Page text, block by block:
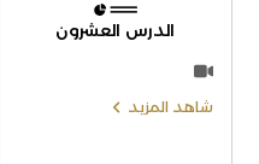
الدرس العشرون
شاهد المزيد